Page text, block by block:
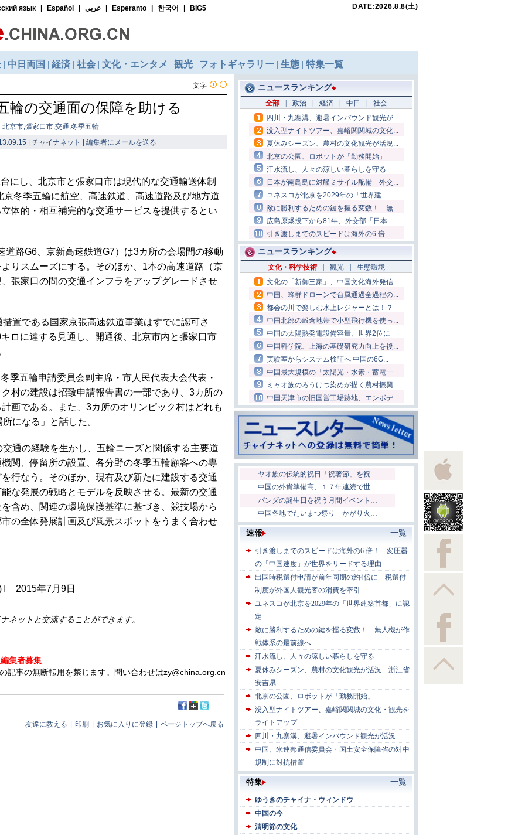
文字
輪の交通面の保障を助ける
北京市,張家口市,交通,冬季五輪
| チャイナネット | 編集者にメールを送る
にし、北京市と張家口市は現代的な交通輸送体制
冬季五輪に航空、高速鉄道、高速道路及び地方道
体的・相互補完的な交通サービスを提供するとい
道路G6、京新高速鉄道G7）は3カ所の会場間の移動
りスムーズにする。そのほか、1本の高速道路（京
張家口の間の交通インフラをアップグレードさせ
置である国家京張高速鉄道事業はすでに認可さ
ロに達する見通し。開通後、北京市内と張家口市
季五輪申請委員会副主席・市人民代表大会代表・
村の建設は招致申請報告書の一部であり、3カ所の
画である。また、3カ所のオリンピック村はどれも
になる」と話した。
通の経験を生かし、五輪ニーズと関係する主要道
関、停留所の設置、各分野の冬季五輪顧客への専
行なう。そのほか、現有及び新たに建設する交通
な発展の戦略とモデルを反映させる。最新の交通
含め、関連の環境保護基準に基づき、競技場から
の全体発展計画及び風景スポットをうまく合わせ
｣ 2015年7月9日
ネットと交流することができます。
集者募集
記事の無断転用を禁じます。問い合わせはzy@china.org.cn
友達に教える | 印刷 | お気に入りに登録 | ページトップへ戻る